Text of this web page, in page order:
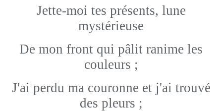
Jette-moi tes présents, lune
mystérieuse
De mon front qui pâlit ranime les
couleurs ;
J'ai perdu ma couronne et j'ai trouvé
des pleurs ;